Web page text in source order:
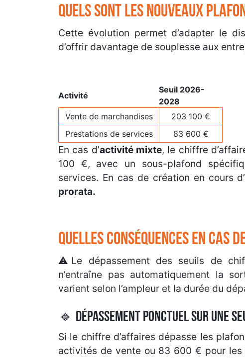
Quels sont les nouveaux
Cette évolution permet d’adapter le
d’offrir davantage de souplesse aux
Activité
Seuil 2026-
2028
Vente de marchandises
203 100 €
Prestations de services
83 600 €
En cas d’activité mixte, le chiffre
100 €, avec un sous-plafond
services. En cas de création en cours
prorata.
Quelles conséquences en cas
⚠️Le dépassement des seuils de
n’entraîne pas automatiquement la
varient selon l’ampleur et la durée du
🔹 Dépassement ponctuel sur une
Si le chiffre d’affaires dépasse les
activités de vente ou 83 600 € pour